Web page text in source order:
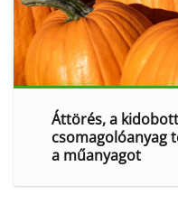
Áttörés, a
csomagolóanyag
a műanyagot